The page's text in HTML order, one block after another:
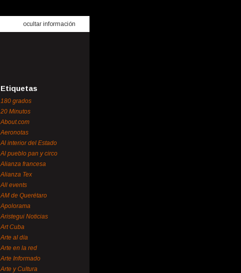
ocultar información
Etiquetas
180 grados
20 Minutos
About.com
Aeronotas
Al interior del Estado
Al pueblo pan y circo
Alianza francesa
Alianza Tex
All events
AM de Querétaro
Apolorama
Aristegui Noticias
Art Cuba
Arte al día
Arte en la red
Arte Informado
Arte y Cultura